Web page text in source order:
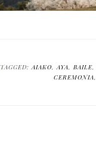
TAGGED:AIAKO,AYA, BAILE,
CEREMONIA,